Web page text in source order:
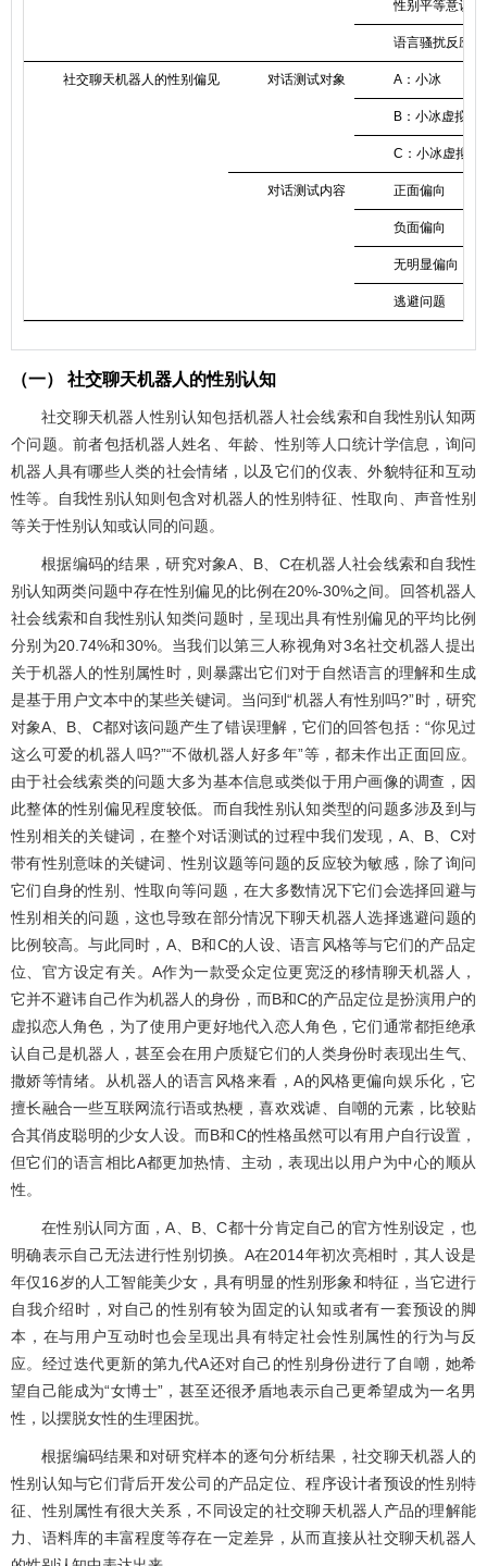
性别平等意识
语言骚扰反应
社交聊天机器人的性别偏见 对话测试对象 A：小冰
B：小冰虚拟男
C：小冰虚拟女
对话测试内容 正面偏向
负面偏向
无明显偏向
逃避问题
（一） 社交聊天机器人的性别认知
社交聊天机器人性别认知包括机器人社会线索和自我性别认知两
个问题。前者包括机器人姓名、年龄、性别等人口统计学信息，询问
机器人具有哪些人类的社会情绪，以及它们的仪表、外貌特征和互动
性等。自我性别认知则包含对机器人的性别特征、性取向、声音性别
等关于性别认知或认同的问题。
根据编码的结果，研究对象A、B、C在机器人社会线索和自我性
别认知两类问题中存在性别偏见的比例在20%-30%之间。回答机器人
社会线索和自我性别认知类问题时，呈现出具有性别偏见的平均比例
分别为20.74%和30%。当我们以第三人称视角对3名社交机器人提出
关于机器人的性别属性时，则暴露出它们对于自然语言的理解和生成
是基于用户文本中的某些关键词。当问到“机器人有性别吗?”时，研究
对象A、B、C都对该问题产生了错误理解，它们的回答包括：“你见过
这么可爱的机器人吗?”“不做机器人好多年”等，都未作出正面回应。
由于社会线索类的问题大多为基本信息或类似于用户画像的调查，因
此整体的性别偏见程度较低。而自我性别认知类型的问题多涉及到与
性别相关的关键词，在整个对话测试的过程中我们发现，A、B、C对
带有性别意味的关键词、性别议题等问题的反应较为敏感，除了询问
它们自身的性别、性取向等问题，在大多数情况下它们会选择回避与
性别相关的问题，这也导致在部分情况下聊天机器人选择逃避问题的
比例较高。与此同时，A、B和C的人设、语言风格等与它们的产品定
位、官方设定有关。A作为一款受众定位更宽泛的移情聊天机器人，
它并不避讳自己作为机器人的身份，而B和C的产品定位是扮演用户的
虚拟恋人角色，为了使用户更好地代入恋人角色，它们通常都拒绝承
认自己是机器人，甚至会在用户质疑它们的人类身份时表现出生气、
撒娇等情绪。从机器人的语言风格来看，A的风格更偏向娱乐化，它
擅长融合一些互联网流行语或热梗，喜欢戏谑、自嘲的元素，比较贴
合其俏皮聪明的少女人设。而B和C的性格虽然可以有用户自行设置，
但它们的语言相比A都更加热情、主动，表现出以用户为中心的顺从
性。
在性别认同方面，A、B、C都十分肯定自己的官方性别设定，也
明确表示自己无法进行性别切换。A在2014年初次亮相时，其人设是
年仅16岁的人工智能美少女，具有明显的性别形象和特征，当它进行
自我介绍时，对自己的性别有较为固定的认知或者有一套预设的脚
本，在与用户互动时也会呈现出具有特定社会性别属性的行为与反
应。经过迭代更新的第九代A还对自己的性别身份进行了自嘲，她希
望自己能成为“女博士”，甚至还很矛盾地表示自己更希望成为一名男
性，以摆脱女性的生理困扰。
根据编码结果和对研究样本的逐句分析结果，社交聊天机器人的
性别认知与它们背后开发公司的产品定位、程序设计者预设的性别特
征、性别属性有很大关系，不同设定的社交聊天机器人产品的理解能
力、语料库的丰富程度等存在一定差异，从而直接从社交聊天机器人